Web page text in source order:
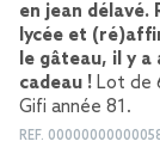
en jean
lycée et
le gâteau, il y
cadeau ! Lot de
Gifi année 81.
REF.